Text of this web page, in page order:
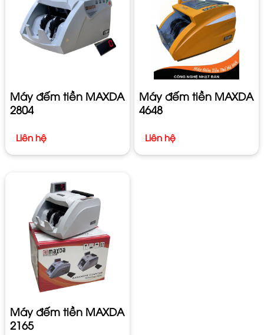
Máy đếm tiền MAXDA
2804
Liên hệ
Máy đếm tiền MAXDA
4648
Liên hệ
Máy đếm tiền MAXDA
2165